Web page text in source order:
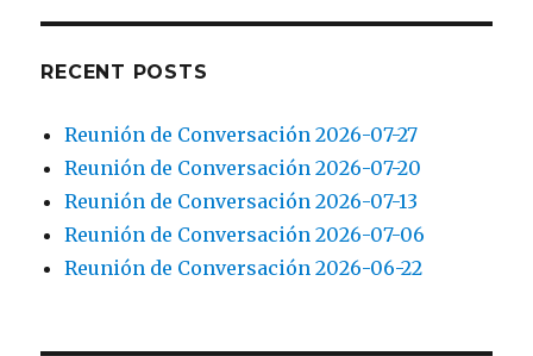
RECENT POSTS
Reunión de Conversación 2026-07-27
Reunión de Conversación 2026-07-20
Reunión de Conversación 2026-07-13
Reunión de Conversación 2026-07-06
Reunión de Conversación 2026-06-22